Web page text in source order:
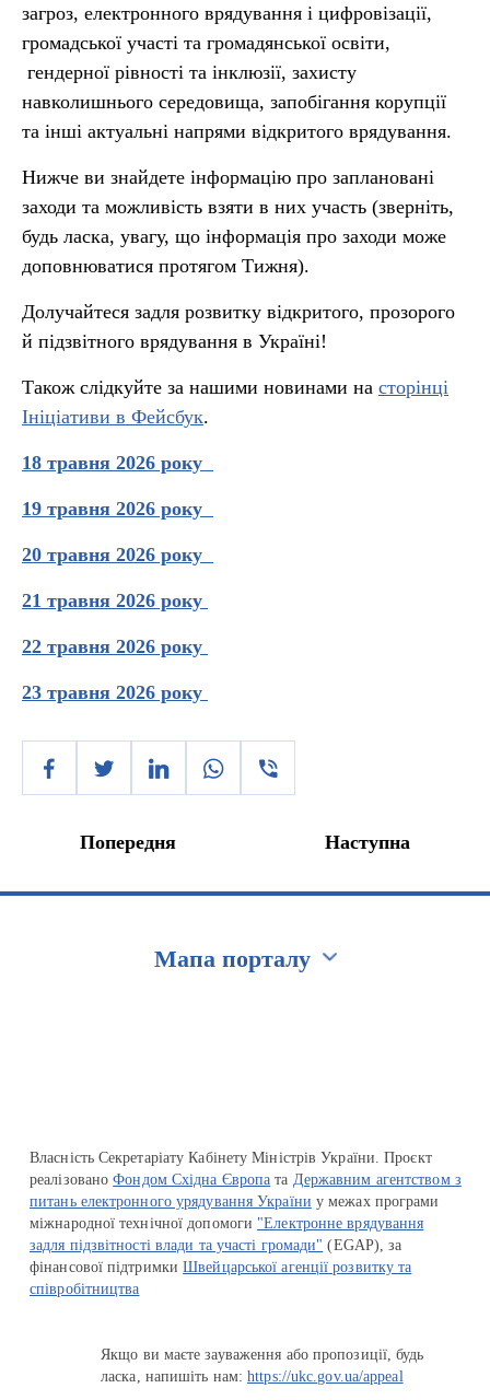
загроз, електронного врядування і цифровізації,
громадської участі та громадянської освіти,
гендерної рівності та інклюзії, захисту
навколишнього середовища, запобігання корупції
та інші актуальні напрями відкритого врядування.
Нижче ви знайдете інформацію про заплановані
заходи та можливість взяти в них участь (зверніть,
будь ласка, увагу, що інформація про заходи може
доповнюватися протягом Тижня).
Долучайтеся задля розвитку відкритого, прозорого
й підзвітного врядування в Україні!
Також слідкуйте за нашими новинами на сторінці
Ініціативи в Фейсбук.
18 травня 2026 року
19 травня 2026 року
20 травня 2026 року
21 травня 2026 року
22 травня 2026 року
23 травня 2026 року
Попередня Наступна
Мапа порталу
Власність Секретаріату Кабінету Міністрів України. Проєкт
реалізованоФондом Східна Європа та Державним агентством з
питань електронного урядування України у межах програми
міжнародної технічної допомоги "Електронне врядування
задля підзвітності влади та участі громади" (EGAP), за
фінансової підтримкиШвейцарської агенції розвитку та
співробітництва
Якщо ви маєте зауваження або пропозиції, будь
ласка, напишіть нам:https://ukc.gov.ua/appeal